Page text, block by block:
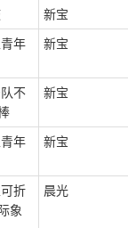
新宝
年
新宝
不
新宝
年
新宝
折
象
晨光